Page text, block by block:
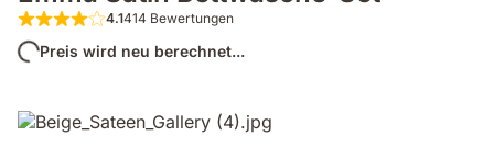
4.1 von 5 Sternen 414 Bewertungen
4.1414 Bewertungen
Preis wird neu berechnet...